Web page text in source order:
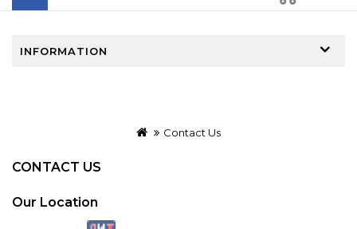
INFORMATION
Contact Us
CONTACT US
Our Location